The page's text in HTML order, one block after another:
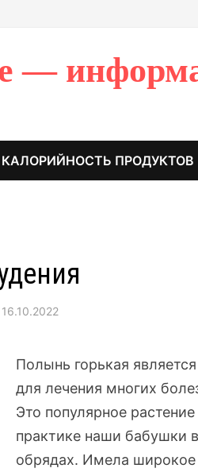
—
КАЛОРИЙНОСТЬ ПРОДУКТОВ
16.10.2022
Полынь горькая
для лечения многих
Это популярное
практике наши бабушки
обрядах. Имела широкое